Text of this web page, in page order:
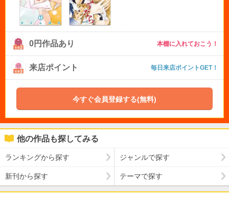
0円作品あり 本棚に入れておこう！
来店ポイント 毎日来店ポイントGET！
今すぐ会員登録する(無料)
他の作品も探してみる
ランキングから探す ジャンルで探す
新刊から探す テーマで探す